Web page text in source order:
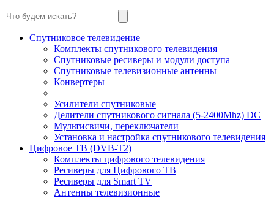
Спутниковое телевидение
Комплекты спутникового телевидения
Спутниковые ресиверы и модули доступа
Спутниковые телевизионные антенны
Конвертеры
Усилители спутниковые
Делители спутникового сигнала (5-2400Mhz) DC
Мультисвичи, переключатели
Установка и настройка спутникового телевидения
Цифровое ТВ (DVB-T2)
Комплекты цифрового телевидения
Ресиверы для Цифрового ТВ
Ресиверы для Smart TV
Антенны телевизионные